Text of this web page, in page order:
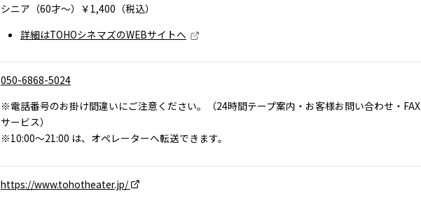
シニア（60才～）￥1,400（税込）
詳細はTOHOシネマズのWEBサイトへ
050-6868-5024
※電話番号のお掛け間違いにご注意ください。（24時間テープ案内・お客様お問い合わせ・FAX
サービス）
※10:00～21:00 は、オペレーターへ転送できます。
https://www.tohotheater.jp/